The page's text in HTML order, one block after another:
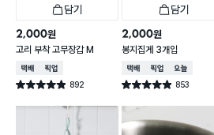
담기
2,000원
고리 부착 고무장갑 M
택배배송매장픽업
별점 4.9점 892
건 작성
담기
2,000원
봉지집게 3개입
택배배송매장픽업오늘배송
별점 4.9점 853
건 작성